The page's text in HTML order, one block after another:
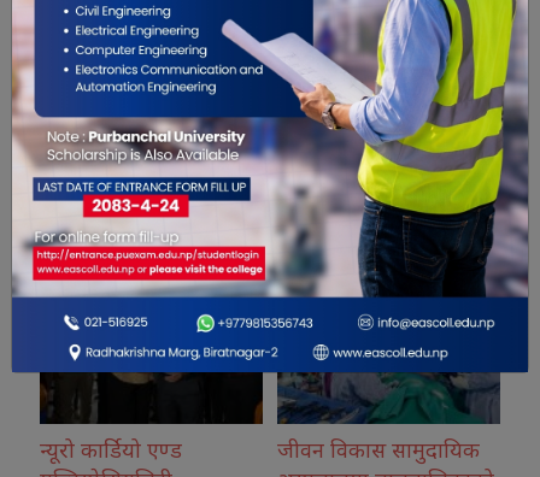
सम्बंधित खबरहरु
एण्ड
जीवन विकास सामुदायिक
कोशीका उत्कृष्ट